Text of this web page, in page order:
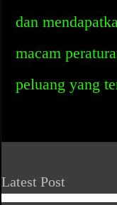
dan
macam
peluang yang
Latest Post